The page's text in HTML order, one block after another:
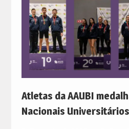
Atletas da AAUBI
Nacionais